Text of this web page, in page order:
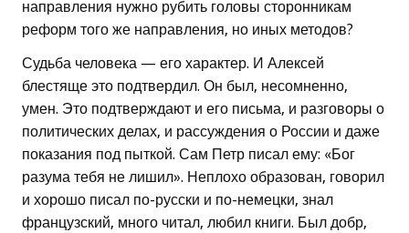
направления нужно рубить головы сторонникам
реформ того же направления, но иных методов?
Судьба человека — его характер. И Алексей
блестяще это подтвердил. Он был, несомненно,
умен. Это подтверждают и его письма, и разговоры о
политических делах, и рассуждения о России и даже
показания под пыткой. Сам Петр писал ему: «Бог
разума тебя не лишил». Неплохо образован, говорил
и хорошо писал по-русски и по-немецки, знал
французский, много читал, любил книги. Был добр,